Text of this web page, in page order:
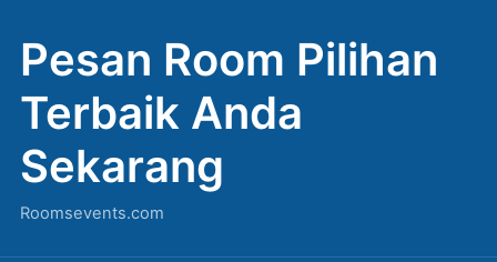
Pesan Room Pilihan
Terbaik Anda
Sekarang
Roomsevents.com